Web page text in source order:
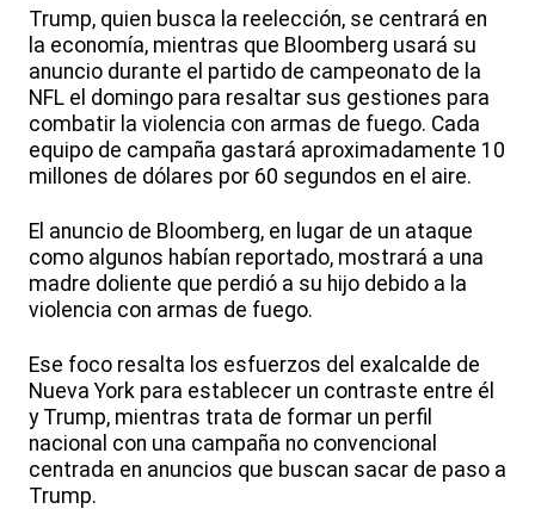
Trump, quien busca la reelección, se centrará en
la economía, mientras que Bloomberg usará su
anuncio durante el partido de campeonato de la
NFL el domingo para resaltar sus gestiones para
combatir la violencia con armas de fuego. Cada
equipo de campaña gastará aproximadamente 10
millones de dólares por 60 segundos en el aire.
El anuncio de Bloomberg, en lugar de un ataque
como algunos habían reportado, mostrará a una
madre doliente que perdió a su hijo debido a la
violencia con armas de fuego.
Ese foco resalta los esfuerzos del exalcalde de
Nueva York para establecer un contraste entre él
y Trump, mientras trata de formar un perfil
nacional con una campaña no convencional
centrada en anuncios que buscan sacar de paso a
Trump.